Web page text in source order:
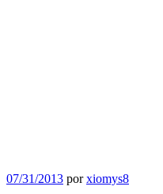
Publicado
07/31/2013 porxiomys8